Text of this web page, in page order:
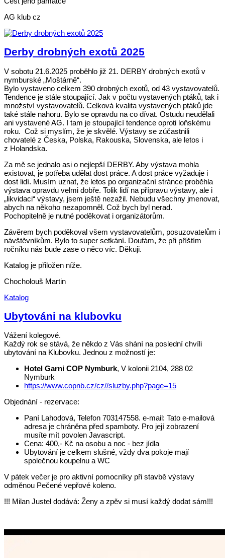
AG klub cz
Derby drobných exotů 2025
V sobotu 21.6.2025 proběhlo již 21. DERBY drobných exotů v
nymburské „Moštárně“.
Bylo vystaveno celkem 390 drobných exotů, od 43 vystavovatelů.
Tendence je stále stoupající. Jak v počtu vystavených ptáků, tak i
množství vystavovatelů. Celková kvalita vystavených ptáků jde
také stále nahoru. Bylo se opravdu na co dívat. Ostudu neudělali
ani vystavené AG. I tam je stoupající tendence oproti loňskému
roku. Což si myslím, že je skvělé. Výstavy se zúčastnili
chovatelé z Česka, Polska, Rakouska, Slovenska, ale letos i
z Holandska.
Za mě se jednalo asi o nejlepší DERBY. Aby výstava mohla
existovat, je potřeba udělat dost práce. A dost práce vyžaduje i
dost lidí. Musím uznat, že letos po organizační stránce proběhla
výstava opravdu velmi dobře. Tolik lidí na přípravu výstavy, ale i
„likvidaci“ výstavy, jsem ještě nezažil. Nebudu všechny jmenovat,
abych na někoho nezapomněl. Což bych byl nerad.
Pochopitelně je nutné poděkovat i organizátorům.
Závěrem bych poděkoval všem vystavovatelům, posuzovatelům i
návštěvníkům. Bylo to super setkání. Doufám, že při příštím
ročníku nás bude zase o něco víc. Děkuji.
Katalog je přiložen níže.
Chocholouš Martin
Katalog
Ubytováni na klubovku
Vážení kolegové.
Každý rok se stává, že někdo z Vás shání na poslední chvíli
ubytování na Klubovku. Jednou z možností je:
Hotel Garni COP Nymburk, V kolonii 2104, 288 02
Nymburk
https://www.copnb.cz/cz//sluzby.php?page=15
Objednání - rezervace:
Paní Lahodová, Telefon 703147558. e-mail: Tato e-mailová
adresa je chráněna před spamboty. Pro její zobrazení
musíte mít povolen Javascript.
Cena: 400,- Kč na osobu a noc - bez jídla
Ubytování je celkem slušné, vždy dva pokoje mají
společnou koupelnu a WC
V pátek večer je pro aktivní pomocníky při stavbě výstavy
odměnou Pečené vepřové koleno.
!!! Milan Justel dodává: Ženy a zpěv si musí každý dodat sám!!!